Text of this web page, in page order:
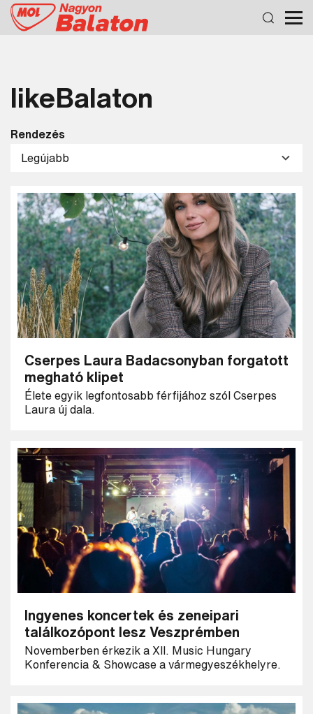
likeBalaton
Rendezés
Legújabb
Cserpes Laura Badacsonyban forgatott
megható klipet
Élete egyik legfontosabb férfijához szól Cserpes
Laura új dala.
Ingyenes koncertek és zeneipari
találkozópont lesz Veszprémben
Novemberben érkezik a XII. Music Hungary
Konferencia & Showcase a vármegyeszékhelyre.